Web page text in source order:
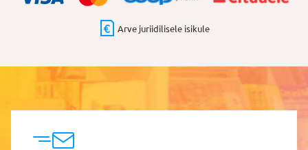
Arve juriidilisele isikule